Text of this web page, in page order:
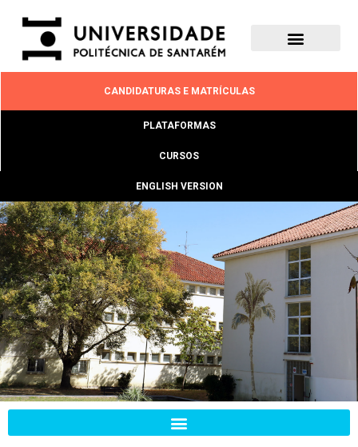
CANDIDATURAS E MATRÍCULAS
PLATAFORMAS
CURSOS
ENGLISH VERSION